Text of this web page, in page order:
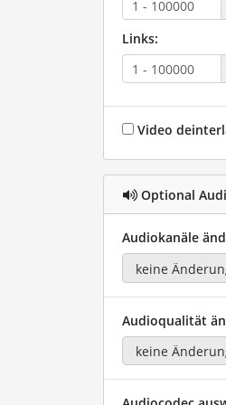
Links:
Video
Optional
Audiokanäle
Audioqualität